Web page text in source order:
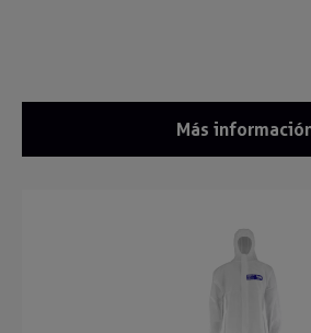
Más